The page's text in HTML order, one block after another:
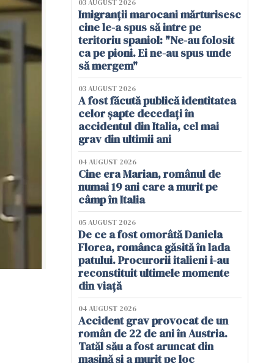
03 AUGUST 2026
Imigranții marocani mărturisesc
cine le-a spus să intre pe
teritoriu spaniol: "Ne-au folosit
ca pe pioni. Ei ne-au spus unde
să mergem"
03 AUGUST 2026
A fost făcută publică identitatea
celor șapte decedați în
accidentul din Italia, cel mai
grav din ultimii ani
04 AUGUST 2026
Cine era Marian, românul de
numai 19 ani care a murit pe
câmp în Italia
05 AUGUST 2026
De ce a fost omorâtă Daniela
Florea, românca găsită în lada
patului. Procurorii italieni i-au
reconstituit ultimele momente
din viață
04 AUGUST 2026
Accident grav provocat de un
român de 22 de ani în Austria.
Tatăl său a fost aruncat din
mașină și a murit pe loc